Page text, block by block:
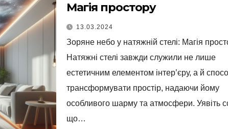
Магія простору
13.03.2024
Зоряне небо у натяжній стелі: Магія
Натяжні стелі завжди служили не лише
естетичним елементом інтер’єру, а й
трансформувати простір, надаючи йому
особливого шарму та атмосфери. Уявіть
що…